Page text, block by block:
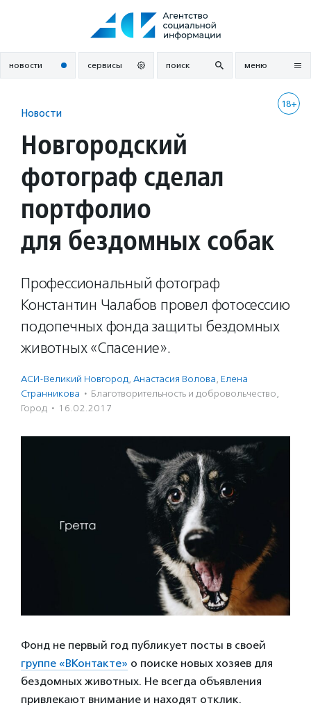
новости сервисы поиск меню
18+
Новости
Новгородский
фотограф сделал
портфолио
для бездомных собак
Профессиональный фотограф
Константин Чалабов провел фотосессию
подопечных фонда защиты бездомных
животных «Спасение».
АСИ-Великий Новгород, Анастасия Волова, Елена
Странникова · Благотвори­тель­ность и доброволь­чест­во,
Город · 16.02.2017
Фонд не первый год публикует посты в своей
группе «ВКонтакте» о поиске новых хозяев для
бездомных животных. Не всегда объявления
привлекают внимание и находят отклик.